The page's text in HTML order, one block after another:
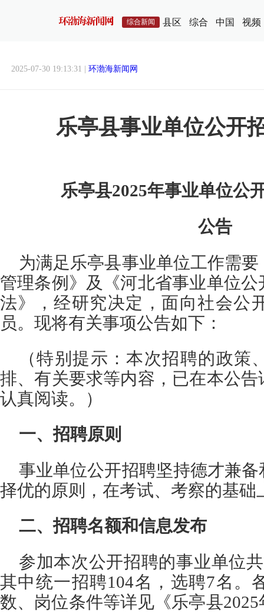
综合新闻 县区 综合 中国 视频
2025-07-30 19:13:31 | 环渤海新闻网
乐亭县事业单位公开
乐亭县2025年事业单位公
公告
为满足乐亭县事业单位工作需
管理条例》及《河北省事业单位
法》，经研究决定，面向社会公
员。现将有关事项公告如下：
（特别提示：本次招聘的政策
排、有关要求等内容，已在本公
认真阅读。）
一、招聘原则
事业单位公开招聘坚持德才兼
择优的原则，在考试、考察的基础
二、招聘名额和信息发布
参加本次公开招聘的事业单位
其中统一招聘104名，选聘7名。
数、岗位条件等详见《乐亭县